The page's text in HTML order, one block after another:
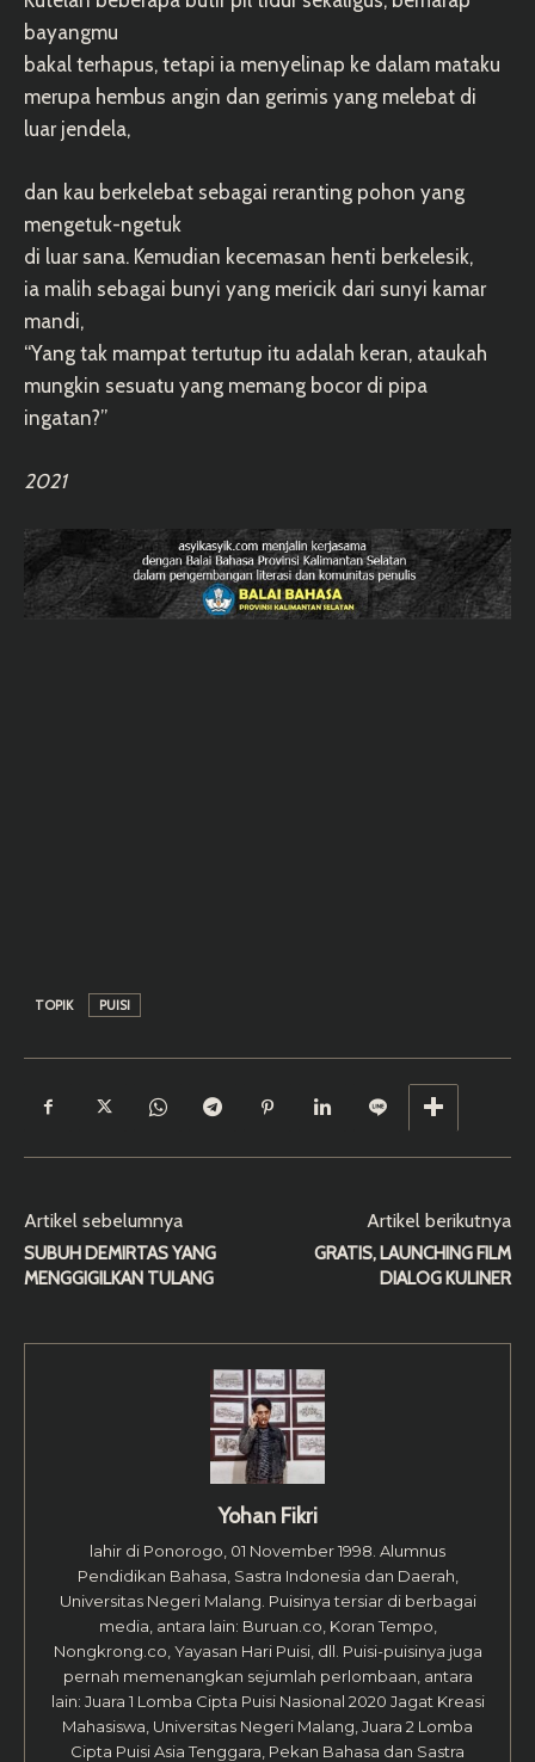
bayangmu
bakal terhapus, tetapi ia menyelinap ke dalam mataku
merupa hembus angin dan gerimis yang melebat di
luar jendela,
dan kau berkelebat sebagai reranting pohon yang
mengetuk-ngetuk
di luar sana. Kemudian kecemasan henti berkelesik,
ia malih sebagai bunyi yang mericik dari sunyi kamar
mandi,
“Yang tak mampat tertutup itu adalah keran, ataukah
mungkin sesuatu yang memang bocor di pipa
ingatan?”
2021
TOPIK PUISI
Artikel sebelumnya
SUBUH DEMIRTAS YANG
MENGGIGILKAN TULANG
Artikel berikutnya
GRATIS, LAUNCHING FILM
DIALOG KULINER
Yohan Fikri
lahir di Ponorogo, 01 November 1998. Alumnus
Pendidikan Bahasa, Sastra Indonesia dan Daerah,
Universitas Negeri Malang. Puisinya tersiar di berbagai
media, antara lain: Buruan.co, Koran Tempo,
Nongkrong.co, Yayasan Hari Puisi, dll. Puisi-puisinya juga
pernah memenangkan sejumlah perlombaan, antara
lain: Juara 1 Lomba Cipta Puisi Nasional 2020 Jagat Kreasi
Mahasiswa, Universitas Negeri Malang, Juara 2 Lomba
Cipta Puisi Asia Tenggara, Pekan Bahasa dan Sastra